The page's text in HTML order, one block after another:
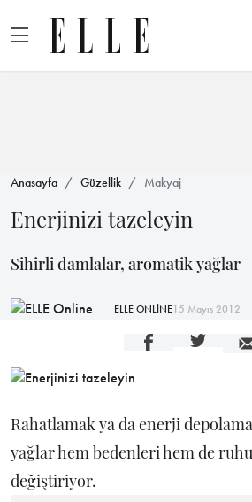
Anasayfa Güzellik Makyaj
Enerjinizi tazeleyin
Sihirli damlalar, aromatik yağlar
ELLE ONLİNE15 Mayıs 2012
Rahatlamak ya da enerji
yağlar hem bedenleri hem de
değiştiriyor.